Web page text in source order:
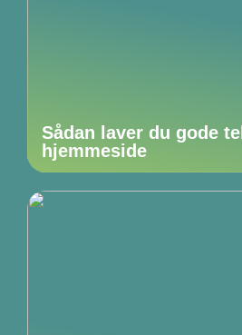
Sådan laver du gode
hjemmeside